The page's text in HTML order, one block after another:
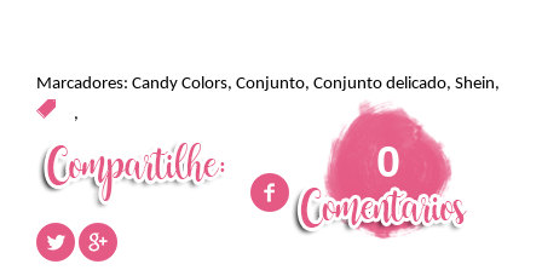
Marcadores: Candy Colors, Conjunto, Conjunto delicado, Shein,
,
0